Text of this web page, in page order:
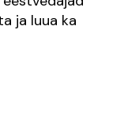
ja luua ka